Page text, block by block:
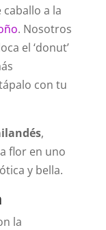
a la
. Nosotros
el ‘donut’
con tu
,
flor en uno
y bella.
la